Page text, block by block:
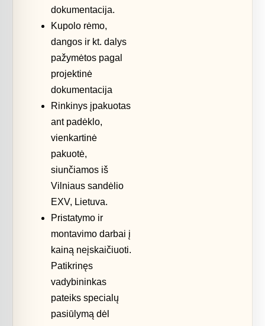
dokumentacija.
Kupolo rėmo,
dangos ir kt. dalys
pažymėtos pagal
projektinė
dokumentacija
Rinkinys įpakuotas
ant padėklo,
vienkartinė
pakuotė,
siunčiamos iš
Vilniaus sandėlio
EXV, Lietuva.
Pristatymo ir
montavimo darbai į
kainą neįskaičiuoti.
Patikrinęs
vadybininkas
pateiks specialų
pasiūlymą dėl